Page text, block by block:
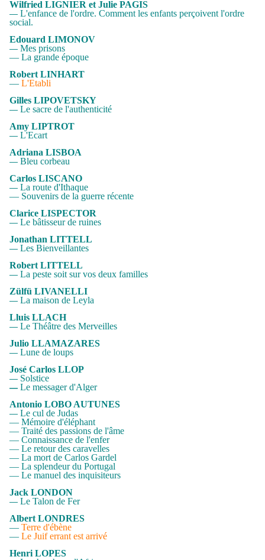
Wilfried LIGNIER et Julie PAGIS
— L'enfance de l'ordre. Comment les enfants perçoivent l'ordre
social.
Edouard LIMONOV
— Mes prisons
— La grande époque
Robert LINHART
— L'Etabli
Gilles LIPOVETSKY
— Le sacre de l'authenticité
Amy LIPTROT
— L'Ecart
Adriana LISBOA
— Bleu corbeau
Carlos LISCANO
— La route d'Ithaque
— Souvenirs de la guerre récente
Clarice LISPECTOR
— Le bâtisseur de ruines
Jonathan LITTELL
— Les Bienveillantes
Robert LITTELL
— La peste soit sur vos deux familles
Zülfü LIVANELLI
— La maison de Leyla
Lluis LLACH
— Le Théâtre des Merveilles
Julio LLAMAZARES
— Lune de loups
José Carlos LLOP
— Solstice
— Le messager d'Alger
Antonio LOBO AUTUNES
— Le cul de Judas
— Mémoire d'éléphant
— Traité des passions de l'âme
— Connaissance de l'enfer
— Le retour des caravelles
— La mort de Carlos Gardel
— La splendeur du Portugal
— Le manuel des inquisiteurs
Jack LONDON
— Le Talon de Fer
Albert LONDRES
— Terre d'ébène
— Le Juif errant est arrivé
Henri LOPES